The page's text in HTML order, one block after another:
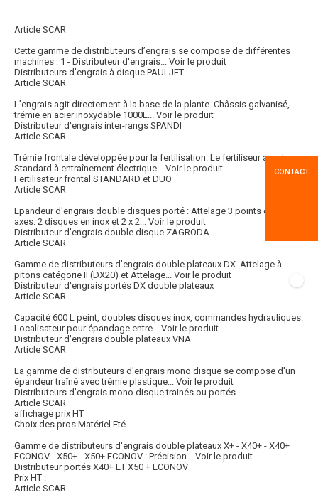
Article SCAR
Cette gamme de distributeurs d’engrais se compose de différentes
machines : 1 - Distributeur d'engrais... Voir le produit
Distributeurs d'engrais à disque PAULJET
Article SCAR
L’engrais agit directement à la base de la plante. Châssis galvanisé,
trémie en acier inoxydable 1000L... Voir le produit
Distributeur d'engrais inter-rangs SPANDI
Article SCAR
Trémie frontale développée pour la fertilisation. Le fertiliseur avant
Standard à entraînement électrique... Voir le produit
Fertilisateur frontal STANDARD et DUO
Article SCAR
Epandeur d'engrais double disques porté : Attelage 3 points cat. II
axes. 2 disques en inox et 2 x 2... Voir le produit
Distributeur d'engrais double disque ZAGRODA
Article SCAR
Gamme de distributeurs d’engrais double plateaux DX. Attelage à
pitons catégorie II (DX20) et Attelage... Voir le produit
Distributeur d'engrais portés DX double plateaux
Article SCAR
Capacité 600 L peint, doubles disques inox, commandes hydrauliques.
Localisateur pour épandage entre... Voir le produit
Distributeur d'engrais double plateaux VNA
Article SCAR
La gamme de distributeurs d'engrais mono disque se compose d'un
épandeur traîné avec trémie plastique... Voir le produit
Distributeurs d'engrais mono disque trainés ou portés
Article SCAR
affichage prix HT
Choix des pros Matériel Eté
Gamme de distributeurs d'engrais double plateaux X+ - X40+ - X40+
ECONOV - X50+ - X50+ ECONOV : Précision... Voir le produit
Distributeur portés X40+ ET X50 + ECONOV
Prix HT :
Article SCAR
CONTACT